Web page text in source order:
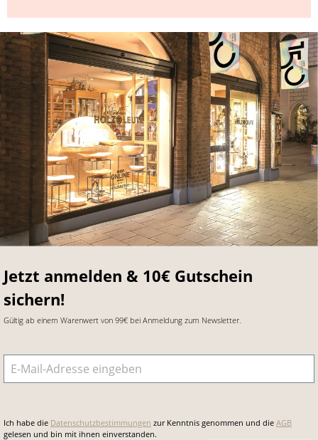
Jetzt anmelden & 10€ Gutschein
sichern!
Gültig ab einem Warenwert von 99€ bei Anmeldung zum Newsletter.
E-Mail-Adresse
Ich habe die Datenschutzbestimmungen zur Kenntnis genommen und die AGB
gelesen und bin mit ihnen einverstanden.